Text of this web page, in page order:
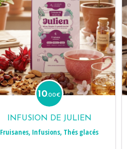
10.00€
INFUSION DE JULIEN
Fruisanes, Infusions, Thés glacés